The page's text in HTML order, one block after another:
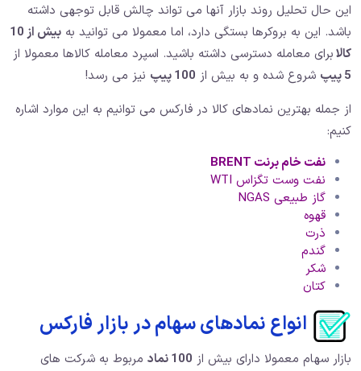
این حال تحلیل روند بازار آنها می تواند چالش قابل توجهی داشته
باشد. این به بروکرها بستگی دارد، اما معمولا می توانید به
بیش از 10
کالابرای معامله دسترسی داشته باشید. اسپرد معامله کالاها معمولا از
5 پیپ
شروع شده و به بیش از 100 پیپ
نیز می رسد!
از جمله بهترین نمادهای کالا در فارکس می توانیم به این موارد اشاره
کنیم:
نفت خام برنت BRENT
نفت وست تگزاس WTI
گاز طبیعی NGAS
قهوه
ذرت
گندم
شکر
کتان
انواع نمادهای سهام در بازار فارکس
بازار سهام معمولا دارای بیش از 100 نماد
مربوط به شرکت های